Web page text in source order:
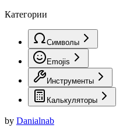
Категории
Символы
Emojis
Инструменты
Калькуляторы
by Danialnab